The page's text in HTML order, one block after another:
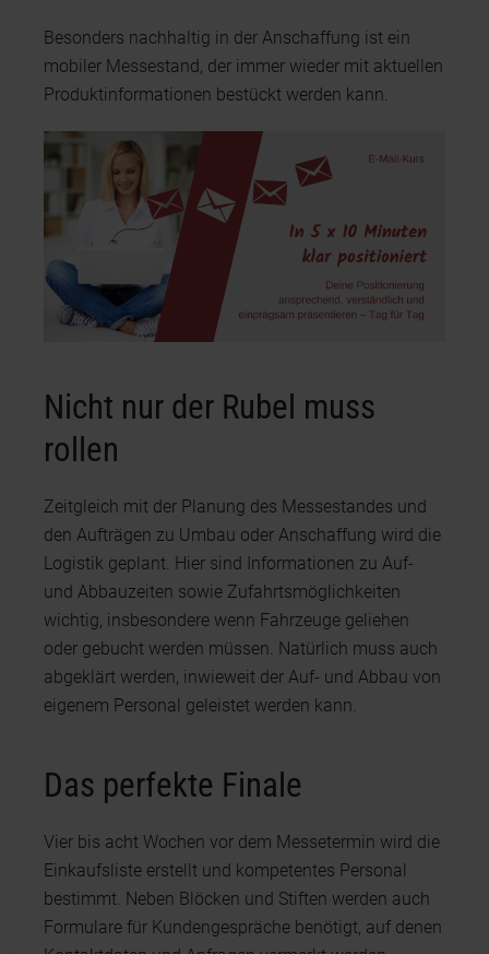
Besonders nachhaltig in der Anschaffung ist ein
mobiler Messestand, der immer wieder mit aktuellen
Produktinformationen bestückt werden kann.
Nicht nur der Rubel muss
rollen
Zeitgleich mit der Planung des Messestandes und
den Aufträgen zu Umbau oder Anschaffung wird die
Logistik geplant. Hier sind Informationen zu Auf-
und Abbauzeiten sowie Zufahrtsmöglichkeiten
wichtig, insbesondere wenn Fahrzeuge geliehen
oder gebucht werden müssen. Natürlich muss auch
abgeklärt werden, inwieweit der Auf- und Abbau von
eigenem Personal geleistet werden kann.
Das perfekte Finale
Vier bis acht Wochen vor dem Messetermin wird die
Einkaufsliste erstellt und kompetentes Personal
bestimmt. Neben Blöcken und Stiften werden auch
Formulare für Kundengespräche benötigt, auf denen